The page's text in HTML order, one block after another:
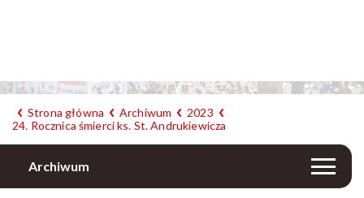
Strona główna Archiwum
2023
24. Rocznica śmierci ks. St. Andrukiewicza
Archiwum